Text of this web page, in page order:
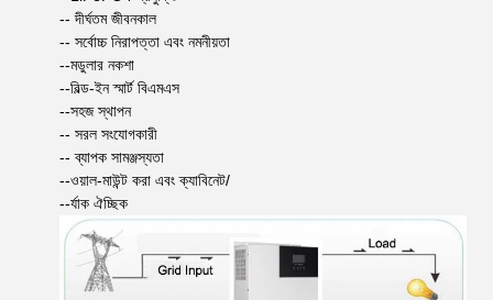
-- দীর্ঘতম জীবনকাল
-- সর্বোচ্চ নিরাপত্তা এবং নমনীয়তা
--মডুলার নকশা
--বিল্ড-ইন স্মার্ট বিএমএস
--সহজ স্থাপন
-- সরল সংযোগকারী
-- ব্যাপক সামঞ্জস্যতা
--ওয়াল-মাউন্ট করা এবং ক্যাবিনেট/
--র্যাক ঐচ্ছিক